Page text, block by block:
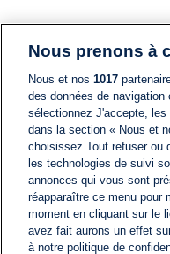
Nous prenons à
Nous et nos 1017
des données de
sélectionnez J'accepte,
dans la section « Nous et
choisissez Tout refuser ou
les technologies de suivi
annonces qui vous sont
réapparaître ce menu pour
moment en cliquant sur le
avez fait aurons un effet
à notre politique de